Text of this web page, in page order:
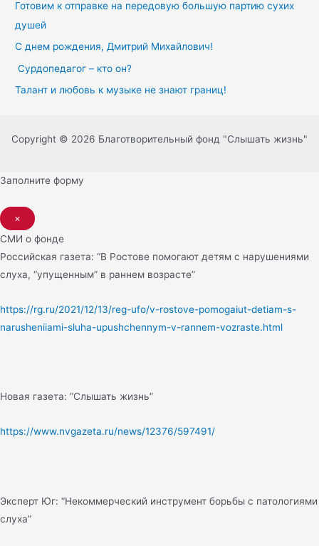
Готовим к отправке на передовую большую партию сухих
душей
С днем рождения, Дмитрий Михайлович!
Сурдопедагог – кто он?
Талант и любовь к музыке не знают границ!
Copyright © 2026 Благотворительный фонд "Слышать жизнь"
Заполните форму
×
СМИ о фонде
Российская газета: “В Ростове помогают детям с нарушениями
слуха, “упущенным” в раннем возрасте”
https://rg.ru/2021/12/13/reg-ufo/v-rostove-pomogaiut-detiam-s-
narusheniiami-sluha-upushchennym-v-rannem-vozraste.html
Новая газета: “Слышать жизнь”
https://www.nvgazeta.ru/news/12376/597491/
Эксперт Юг: “Некоммерческий инструмент борьбы с патологиями
слуха”